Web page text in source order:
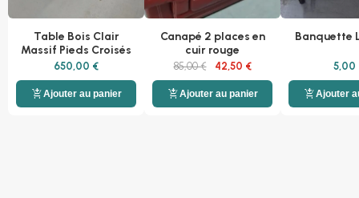
Table Bois Clair
Massif Pieds Croisés
650,00 €
add_shopping_cartAjouter au panier
Canapé 2 places en
cuir rouge
85,00 € 42,50 €
add_shopping_cartAjouter au panier
Banquette
5,00
add_shopping_cartAjouter